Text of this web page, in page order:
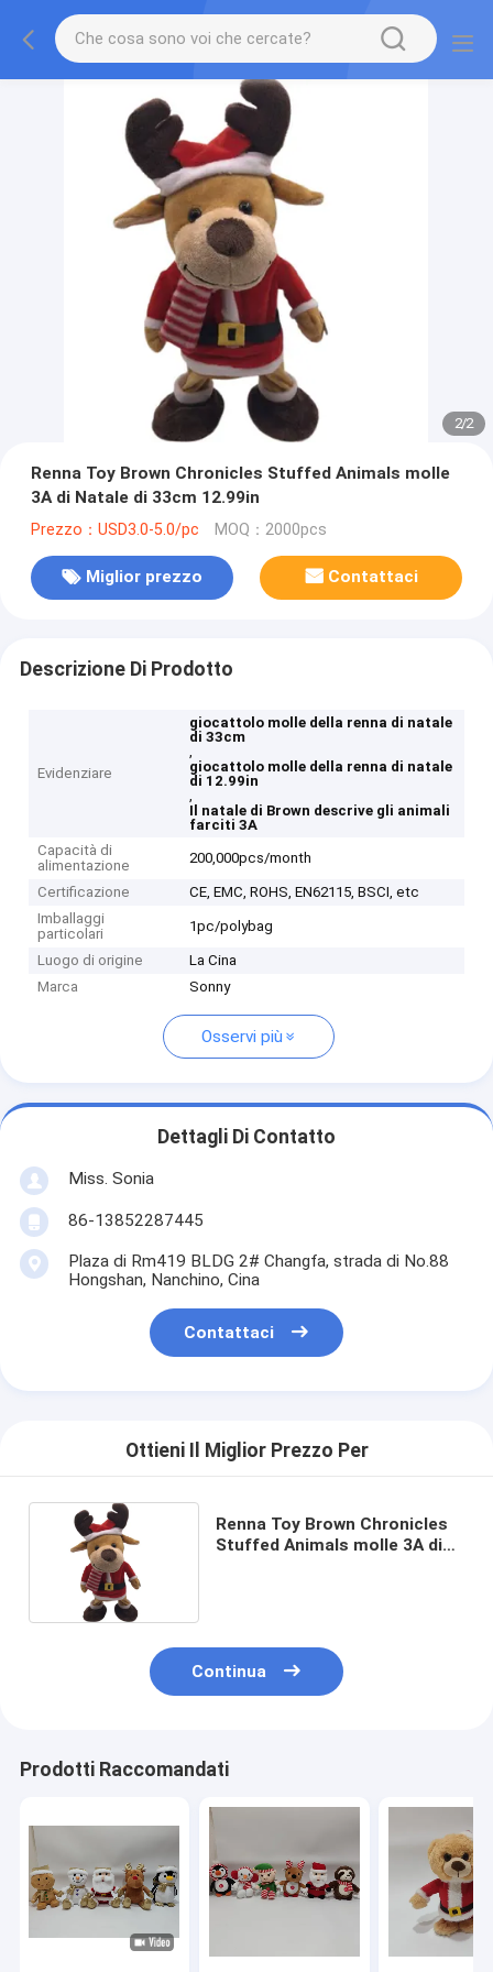
2/2
Renna Toy Brown Chronicles Stuffed Animals molle
3A di Natale di 33cm 12.99in
Prezzo：USD3.0-5.0/pc MOQ：2000pcs
Miglior prezzo Contattaci
Descrizione Di Prodotto
Evidenziare
giocattolo molle della renna di natale
di 33cm
,
giocattolo molle della renna di natale
di 12.99in
,
Il natale di Brown descrive gli animali
farciti 3A
Capacità di
alimentazione
200,000pcs/month
Certificazione
CE, EMC, ROHS, EN62115, BSCI, etc
Imballaggi
particolari
1pc/polybag
Luogo di origine
La Cina
Marca
Sonny
Osservi più
Dettagli Di Contatto
Miss. Sonia
86-13852287445
Plaza di Rm419 BLDG 2# Changfa, strada di No.88
Hongshan, Nanchino, Cina
Contattaci
Ottieni Il Miglior Prezzo Per
Renna Toy Brown Chronicles
Stuffed Animals molle 3A di
Continua
Prodotti Raccomandati